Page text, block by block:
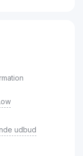
udbud